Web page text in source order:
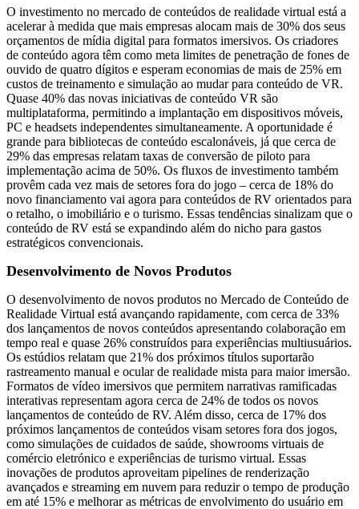
O investimento no mercado de conteúdos de realidade virtual está a
acelerar à medida que mais empresas alocam mais de 30% dos seus
orçamentos de mídia digital para formatos imersivos. Os criadores
de conteúdo agora têm como meta limites de penetração de fones de
ouvido de quatro dígitos e esperam economias de mais de 25% em
custos de treinamento e simulação ao mudar para conteúdo de VR.
Quase 40% das novas iniciativas de conteúdo VR são
multiplataforma, permitindo a implantação em dispositivos móveis,
PC e headsets independentes simultaneamente. A oportunidade é
grande para bibliotecas de conteúdo escalonáveis, já que cerca de
29% das empresas relatam taxas de conversão de piloto para
implementação acima de 50%. Os fluxos de investimento também
provêm cada vez mais de setores fora do jogo – cerca de 18% do
novo financiamento vai agora para conteúdos de RV orientados para
o retalho, o imobiliário e o turismo. Essas tendências sinalizam que o
conteúdo de RV está se expandindo além do nicho para gastos
estratégicos convencionais.
Desenvolvimento de Novos Produtos
O desenvolvimento de novos produtos no Mercado de Conteúdo de
Realidade Virtual está avançando rapidamente, com cerca de 33%
dos lançamentos de novos conteúdos apresentando colaboração em
tempo real e quase 26% construídos para experiências multiusuários.
Os estúdios relatam que 21% dos próximos títulos suportarão
rastreamento manual e ocular de realidade mista para maior imersão.
Formatos de vídeo imersivos que permitem narrativas ramificadas
interativas representam agora cerca de 24% de todos os novos
lançamentos de conteúdo de RV. Além disso, cerca de 17% dos
próximos lançamentos de conteúdos visam setores fora dos jogos,
como simulações de cuidados de saúde, showrooms virtuais de
comércio eletrónico e experiências de turismo virtual. Essas
inovações de produtos aproveitam pipelines de renderização
avançados e streaming em nuvem para reduzir o tempo de produção
em até 15% e melhorar as métricas de envolvimento do usuário em